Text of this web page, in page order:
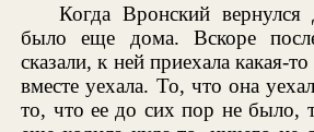
Когда Вронский
было еще дома. Вскоре
сказали, к ней приехала какая-
вместе уехала. То, что она
то, что ее до сих пор не было,